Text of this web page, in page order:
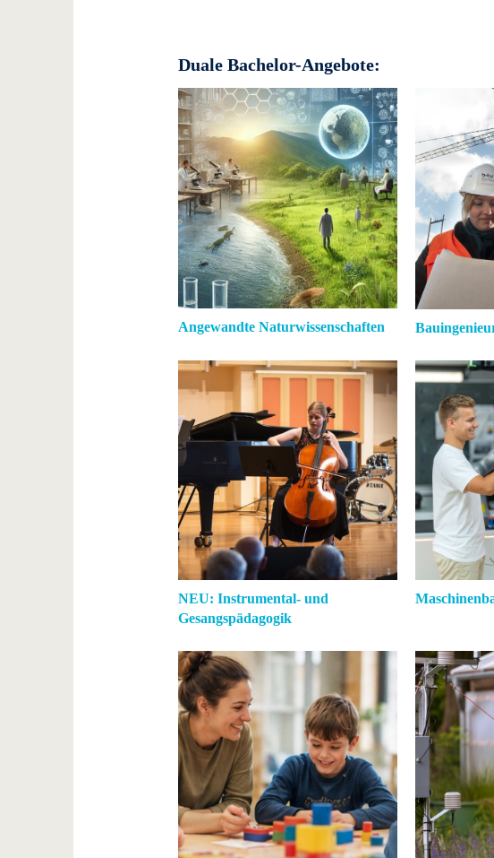
Duale Bachelor-Angebote:
Angewandte Naturwissenschaften
NEU: Instrumental- und
Gesangspädagogik